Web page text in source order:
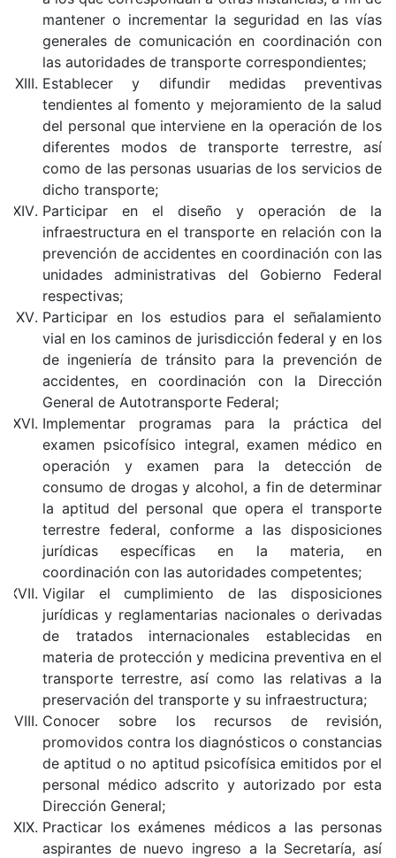
mantener o incrementar la seguridad en las vías
generales de comunicación en coordinación con
las autoridades de transporte correspondientes;
Establecer y difundir medidas preventivas
tendientes al fomento y mejoramiento de la salud
del personal que interviene en la operación de los
diferentes modos de transporte terrestre, así
como de las personas usuarias de los servicios de
dicho transporte;
Participar en el diseño y operación de la
infraestructura en el transporte en relación con la
prevención de accidentes en coordinación con las
unidades administrativas del Gobierno Federal
respectivas;
Participar en los estudios para el señalamiento
vial en los caminos de jurisdicción federal y en los
de ingeniería de tránsito para la prevención de
accidentes, en coordinación con la Dirección
General de Autotransporte Federal;
Implementar programas para la práctica del
examen psicofísico integral, examen médico en
operación y examen para la detección de
consumo de drogas y alcohol, a fin de determinar
la aptitud del personal que opera el transporte
terrestre federal, conforme a las disposiciones
jurídicas específicas en la materia, en
coordinación con las autoridades competentes;
Vigilar el cumplimiento de las disposiciones
jurídicas y reglamentarias nacionales o derivadas
de tratados internacionales establecidas en
materia de protección y medicina preventiva en el
transporte terrestre, así como las relativas a la
preservación del transporte y su infraestructura;
Conocer sobre los recursos de revisión,
promovidos contra los diagnósticos o constancias
de aptitud o no aptitud psicofísica emitidos por el
personal médico adscrito y autorizado por esta
Dirección General;
Practicar los exámenes médicos a las personas
aspirantes de nuevo ingreso a la Secretaría, así